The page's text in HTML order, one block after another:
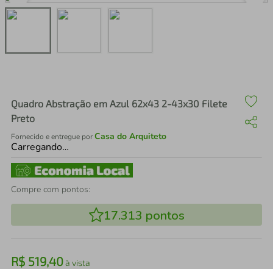
Quadro Abstração em Azul 62x43 2-43x30 Filete
Preto
Fornecido e entregue porCasa do Arquiteto
Carregando…
Compre com pontos:
17.313 pontos
R$ 519,40à vista
perfume